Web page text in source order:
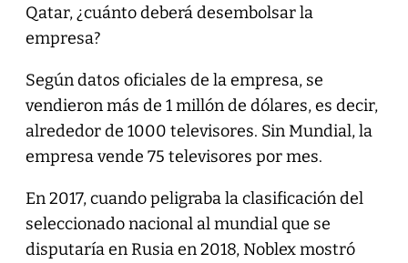
Qatar, ¿cuánto deberá desembolsar la
empresa?
Según datos oficiales de la empresa, se
vendieron más de 1 millón de dólares, es decir,
alrededor de 1000 televisores. Sin Mundial, la
empresa vende 75 televisores por mes.
En 2017, cuando peligraba la clasificación del
seleccionado nacional al mundial que se
disputaría en Rusia en 2018, Noblex mostró